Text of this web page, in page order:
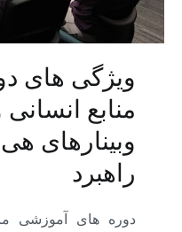
ویژگی های
منابع
وبینارهای
راهبرد
دوره های آموزشی